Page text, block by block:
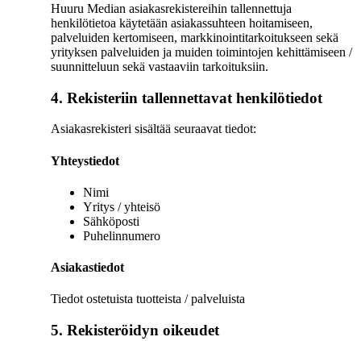
Huuru Median asiakasrekistereihin tallennettuja
henkilötietoa käytetään asiakassuhteen hoitamiseen,
palveluiden kertomiseen, markkinointitarkoitukseen sekä
yrityksen palveluiden ja muiden toimintojen kehittämiseen /
suunnitteluun sekä vastaaviin tarkoituksiin.
4. Rekisteriin tallennettavat henkilötiedot
Asiakasrekisteri sisältää seuraavat tiedot:
Yhteystiedot
Nimi
Yritys / yhteisö
Sähköposti
Puhelinnumero
Asiakastiedot
Tiedot ostetuista tuotteista / palveluista
5. Rekisteröidyn oikeudet